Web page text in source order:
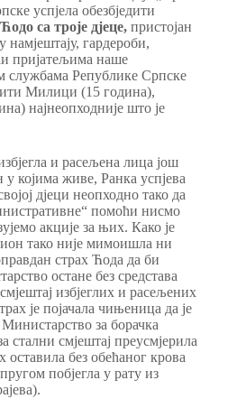
успјела обезбједити
са троје дјеце, пристојан
намјештају, гардероби,
пријатељима наше
службама Републике Српске
Милици (15 година),
најнеопходније што је
и расељена лица још
у којима живе, Ранка успјева
дјеци неопходно тако да
помоћи нисмо
акције за њих. Како је
тако није мимоишла ни
страх Ћода да би
остане без средстава
избјеглих и расељених
је појачала чињеница да је
за борачка
смјештај преусмјерила
оставила без обећаног крова
побјегла у рату из